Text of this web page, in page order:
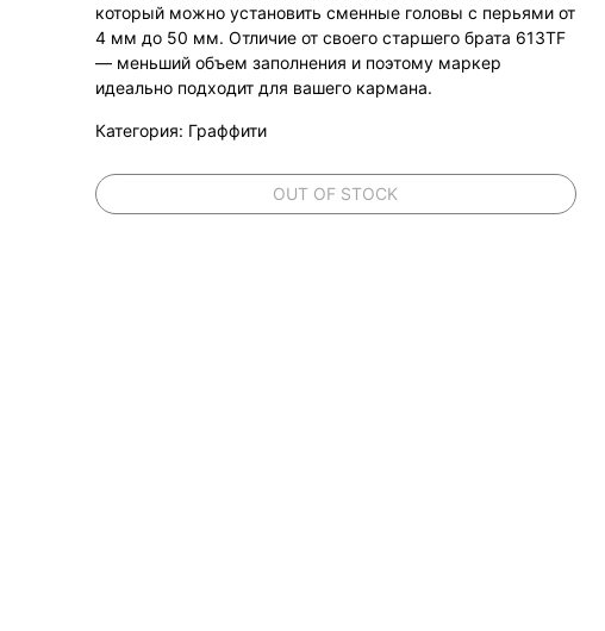
OUT OF STOCK
который можно установить сменные головы с перьями от
4 мм до 50 мм. Отличие от своего старшего брата 613TF
— меньший объем заполнения и поэтому маркер
идеально подходит для вашего кармана.
Категория: Граффити